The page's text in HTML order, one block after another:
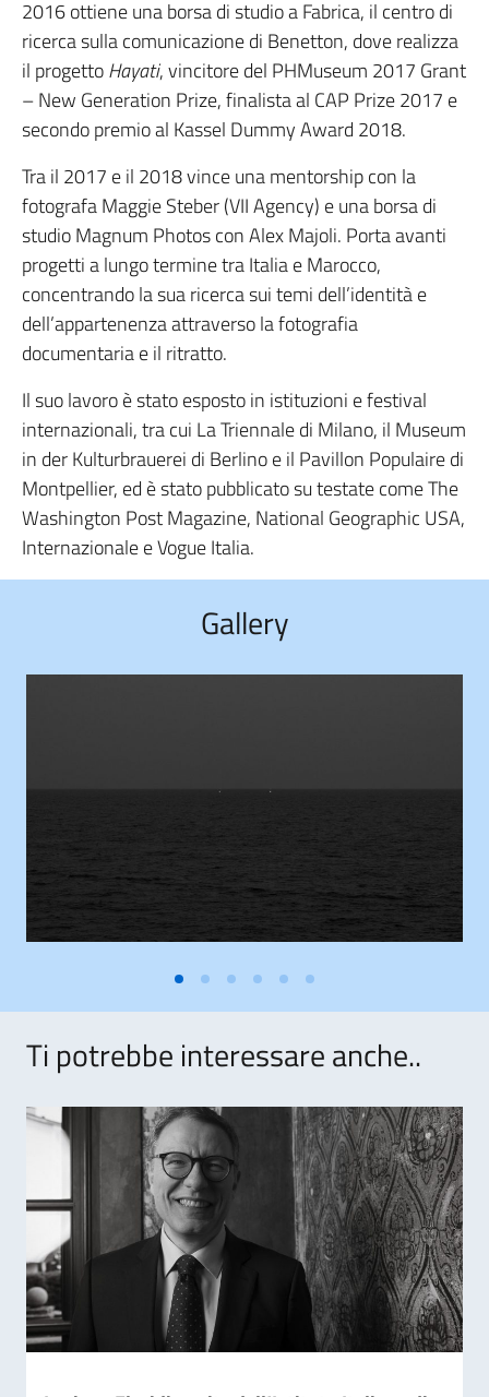
2016 ottiene una borsa di studio a Fabrica, il centro di
ricerca sulla comunicazione di Benetton, dove realizza
il progettoHayati, vincitore del PHMuseum 2017 Grant
– New Generation Prize, finalista al CAP Prize 2017 e
secondo premio al Kassel Dummy Award 2018.
Tra il 2017 e il 2018 vince una mentorship con la
fotografa Maggie Steber (VII Agency) e una borsa di
studio Magnum Photos con Alex Majoli. Porta avanti
progetti a lungo termine tra Italia e Marocco,
concentrando la sua ricerca sui temi dell’identità e
dell’appartenenza attraverso la fotografia
documentaria e il ritratto.
Il suo lavoro è stato esposto in istituzioni e festival
internazionali, tra cui La Triennale di Milano, il Museum
in der Kulturbrauerei di Berlino e il Pavillon Populaire di
Montpellier, ed è stato pubblicato su testate come The
Washington Post Magazine, National Geographic USA,
Internazionale e Vogue Italia.
Gallery
Ti potrebbe interessare anche..